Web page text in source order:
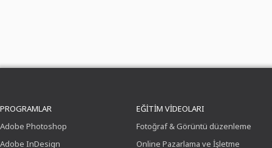
PROGRAMLAR
Adobe Photoshop
Adobe InDesign
EĞITIM VIDEOLARI
Fotoğraf & Görüntü düzenleme
Online Pazarlama ve İşletme